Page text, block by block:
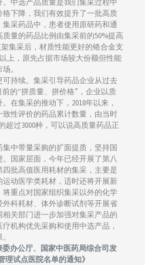
下降，我们有效提升了一批高质
采药品中，患者使用原研药和通
量的药品比例由集采前的50%提高
集采后，材质性能更好的铬合金支
上，原先占据市场较大份额但性能
。
持续。集采引导药品企业从过去
的“拼质量、拼价格”，企业以质
在集采的推动下，2018年以来，
性评价的药品累计数量，由当时
超过3000种，可以说高质量药品正
中带量采购的扩面提质，坚持国
国家层面，今年已经开展了第八
批高值医用耗材的集采，主要是
动医学类耗材，适时还将开展新
重点对国家组织集采以外的化学
科耗材、体外诊断试剂等开展省
关部门进一步加强对集采产品的
机构优先采购和使用中选产品，
办公厅、国家中医药局综合司发
试点医院名单的通知》